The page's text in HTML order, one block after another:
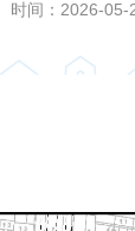
时间：2026-05-